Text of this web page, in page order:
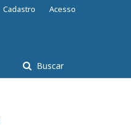
Buscar
Cadastro Acesso